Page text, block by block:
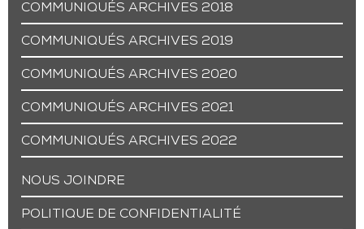
COMMUNIQUÉS ARCHIVES 2018
COMMUNIQUÉS ARCHIVES 2019
COMMUNIQUÉS ARCHIVES 2020
COMMUNIQUÉS ARCHIVES 2021
COMMUNIQUÉS ARCHIVES 2022
NOUS JOINDRE
POLITIQUE DE CONFIDENTIALITÉ